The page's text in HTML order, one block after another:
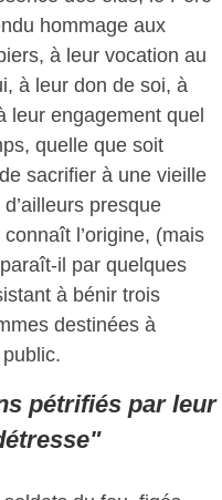
hommage aux
à leur vocation au
à leur don de soi, à
leur engagement quel
quelle que soit
sacrifier à une vieille
presque
connaît l’origine, (mais
il par quelques
à bénir trois
destinées à
pétrifiés par leur